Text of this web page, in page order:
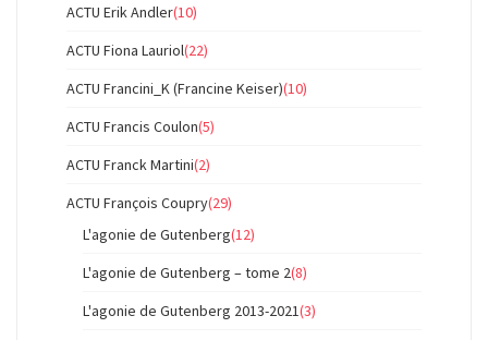
ACTU Erik Andler(10)
ACTU Fiona Lauriol(22)
ACTU Francini_K (Francine Keiser)(10)
ACTU Francis Coulon(5)
ACTU Franck Martini(2)
ACTU François Coupry(29)
L'agonie de Gutenberg(12)
L'agonie de Gutenberg – tome 2(8)
L'agonie de Gutenberg 2013-2021(3)